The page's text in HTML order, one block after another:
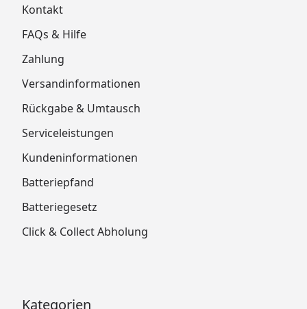
Kontakt
FAQs & Hilfe
Zahlung
Versandinformationen
Rückgabe & Umtausch
Serviceleistungen
Kundeninformationen
Batteriepfand
Batteriegesetz
Click & Collect Abholung
Kategorien